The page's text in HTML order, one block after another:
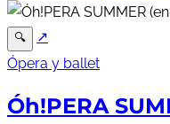
🔍
↗
Ópera y ballet
Óh!PERA